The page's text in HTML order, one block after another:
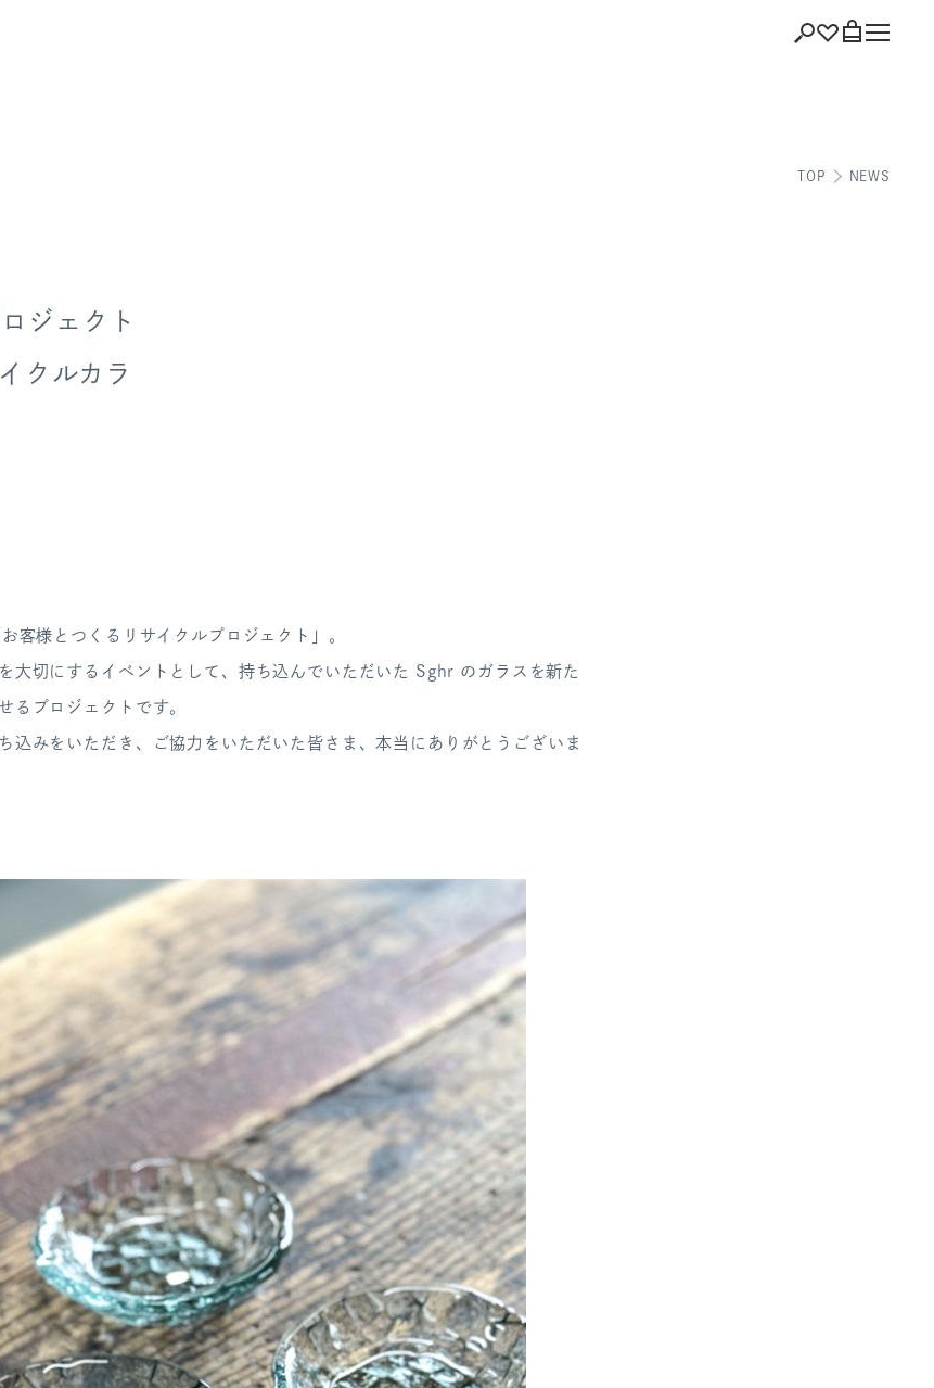
ショッピング
TOP NEWS
ジェクト
クルカラ
客様とつくるリサイクルプロジェクト」。
大切にするイベントとして、持ち込んでいただいた Sghr のガラスを新た
るプロジェクトです。
込みをいただき、ご協力をいただいた皆さま、本当にありがとうございま